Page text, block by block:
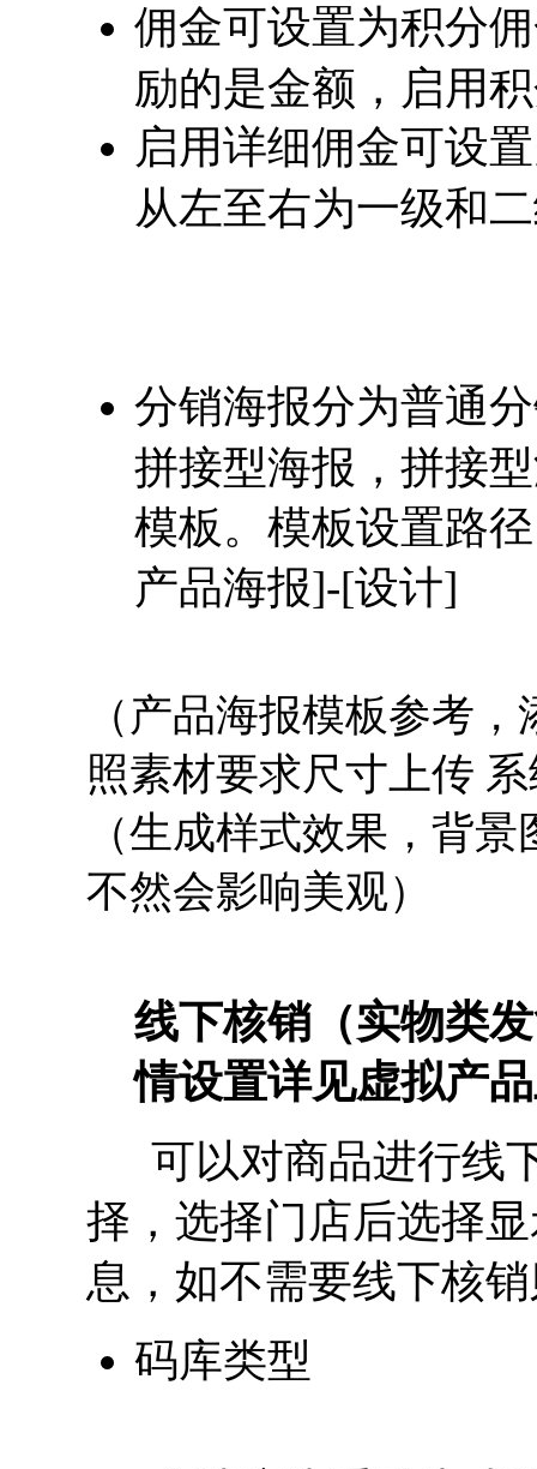
佣金可设置为积分
励的是金额，启用
启用详细佣金可设
从左至右为一级和
分销海报分为普通
拼接型海报，拼接
模板。模板设置路
产品海报]-[设计]
（产品海报模板参考
照素材要求尺寸上传
（生成样式效果，背
不然会影响美观）
线下核销（实物类
情设置详见虚拟产
可以对商品进行线
择，选择门店后选择
息，如不需要线下核
码库类型